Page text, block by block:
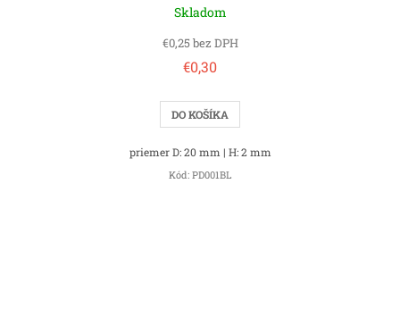
Skladom
€0,25 bez DPH
€0,30
DO KOŠÍKA
priemer D: 20 mm | H: 2 mm
Kód: PD001BL